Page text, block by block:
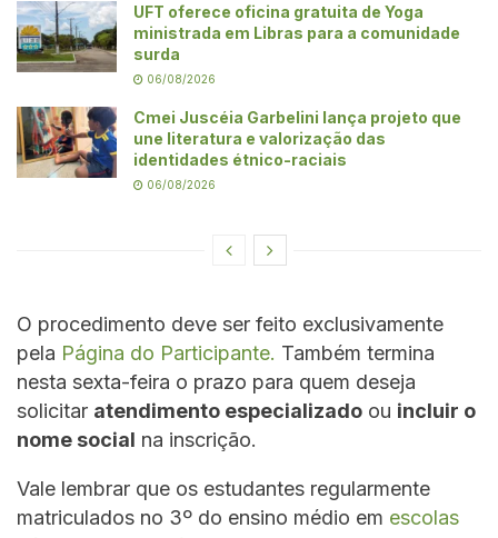
UFT oferece oficina gratuita de Yoga
ministrada em Libras para a comunidade
surda
06/08/2026
Cmei Juscéia Garbelini lança projeto que
une literatura e valorização das
identidades étnico-raciais
06/08/2026
O procedimento deve ser feito exclusivamente
pela Página do Participante. Também termina
nesta sexta-feira o prazo para quem deseja
solicitar atendimento especializado ou incluir o
nome social na inscrição.
Vale lembrar que os estudantes regularmente
matriculados no 3º do ensino médio em escolas